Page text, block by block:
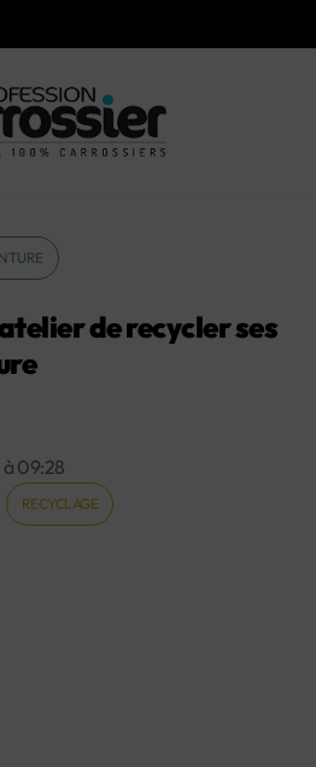
de recycler ses
à 09:28
RECYCLAGE